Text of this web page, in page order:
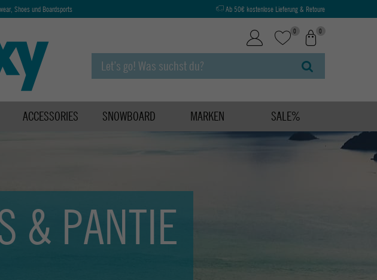
Shoes und Boardsports Ab 50€ kostenlose Lieferung & Retoure
0 0
ACCESSORIES SNOWBOARD MARKEN SALE%
& PANTIE